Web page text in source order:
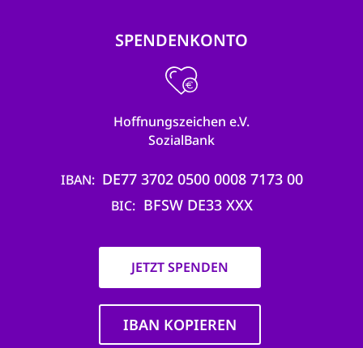
SPENDENKONTO
Hoffnungszeichen e.V.
SozialBank
IBAN DE77 3702 0500 0008 7173 00
BIC BFSW DE33 XXX
JETZT SPENDEN
IBAN KOPIEREN